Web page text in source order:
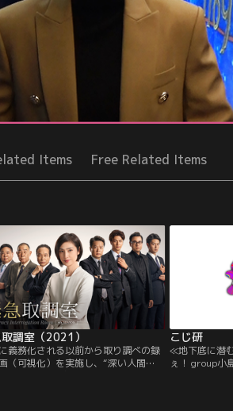
Items Free Related Items
調室（2021）
義務化される以前から取り調べの録
（可視化）を実施し、“深い人間
こじ研
≪地下底に潜
ぇ！ group小